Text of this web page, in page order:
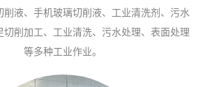
削液、手机玻璃切削液、工业清洗剂、污水
切削加工、工业清洗、污水处理、表面处理
等多种工业作业。